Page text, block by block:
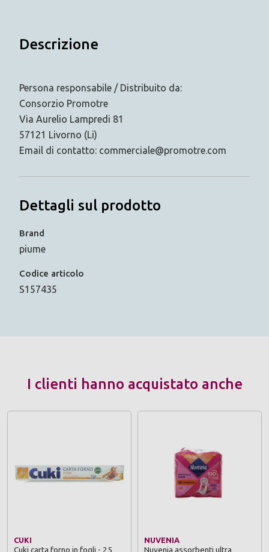
Descrizione
Persona responsabile / Distribuito da:
Consorzio Promotre
Via Aurelio Lampredi 81
57121 Livorno (Li)
Email di contatto: commerciale@promotre.com
Dettagli sul prodotto
Brand
piume
Codice articolo
S157435
I clienti hanno acquistato anche
CUKI
Cuki carta forno in fogli - 25
NUVENIA
Nuvenia assorbenti ultra